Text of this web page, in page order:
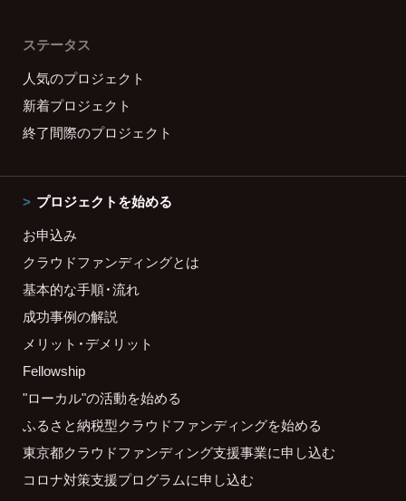
ステータス
人気のプロジェクト
新着プロジェクト
終了間際のプロジェクト
プロジェクトを始める
お申込み
クラウドファンディングとは
基本的な手順・流れ
成功事例の解説
メリット・デメリット
Fellowship
"ローカル"の活動を始める
ふるさと納税型クラウドファンディングを始める
東京都クラウドファンディング支援事業に申し込む
コロナ対策支援プログラムに申し込む